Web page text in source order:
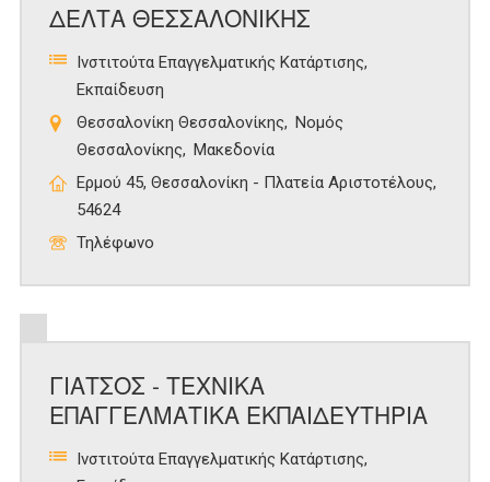
ΔΕΛΤΑ ΘΕΣΣΑΛΟΝΙΚΗΣ
Ινστιτούτα Επαγγελματικής Κατάρτισης
Εκπαίδευση
Θεσσαλονίκη Θεσσαλονίκης
Νομός
Θεσσαλονίκης
Μακεδονία
Ερμού 45, Θεσσαλονίκη - Πλατεία Αριστοτέλους,
54624
Τηλέφωνο
ΓΙΑΤΣΟΣ - ΤΕΧΝΙΚΑ
ΕΠΑΓΓΕΛΜΑΤΙΚΑ ΕΚΠΑΙΔΕΥΤΗΡΙΑ
Ινστιτούτα Επαγγελματικής Κατάρτισης